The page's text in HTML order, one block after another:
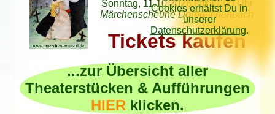
Cookies erhältst Du in
unserer
Datenschutzerklärung.
Sonntag, 11.10.2026 um 17.00 Uhr
Märchenscheune Dornreichenbach
Tickets kaufen
...zur Übersicht aller
Theaterstücken & Aufführungen
HIER klicken.